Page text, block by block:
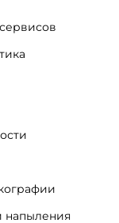
напыления